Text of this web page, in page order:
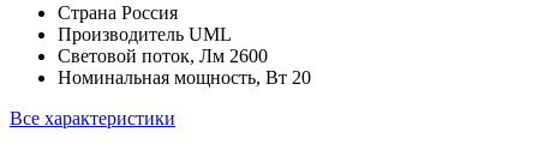
Страна Россия
Производитель UML
Световой поток, Лм 2600
Номинальная мощность, Вт 20
Все характеристики